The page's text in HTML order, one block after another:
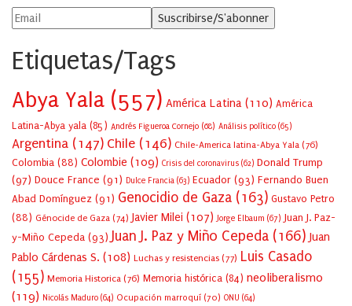
Etiquetas/Tags
Abya Yala (557) América Latina (110) América
Latina-Abya yala (85) Andrés Figueroa Cornejo (68) Análisis político (65)
Argentina (147) Chile (146) Chile-America latina-Abya Yala (76)
Colombia (88) Colombie (109) Crisis del coronavirus (62) Donald Trump
(97) Douce France (91) Dulce Francia (63) Ecuador (93) Fernando Buen
Abad Domínguez (91) Genocidio de Gaza (163) Gustavo Petro
(88) Génocide de Gaza (74) Javier Milei (107) Jorge Elbaum (67) Juan J. Paz-
y-Miño Cepeda (93) Juan J. Paz y Miño Cepeda (166) Juan
Pablo Cárdenas S. (108) Luchas y resistencias (77) Luis Casado
(155) Memoria Historica (76) Memoria histórica (84) neoliberalismo
(119) Nicolás Maduro (64) Ocupación marroquí (70) ONU (64)